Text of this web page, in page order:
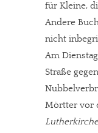
für Kleine,
Andere
nicht
Am
Straße
Mörtter vor